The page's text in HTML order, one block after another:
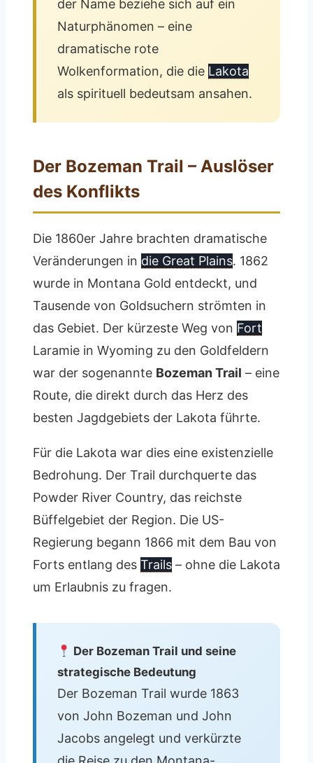
der Name beziehe sich auf ein
Naturphänomen – eine
dramatische rote
Wolkenformation, die die Lakota
als spirituell bedeutsam ansahen.
Der Bozeman Trail – Auslöser
des Konflikts
Die 1860er Jahre brachten dramatische
Veränderungen in die Great Plains. 1862
wurde in Montana Gold entdeckt, und
Tausende von Goldsuchern strömten in
das Gebiet. Der kürzeste Weg von Fort
Laramie in Wyoming zu den Goldfeldern
war der sogenannte Bozeman Trail – eine
Route, die direkt durch das Herz des
besten Jagdgebiets der Lakota führte.
Für die Lakota war dies eine existenzielle
Bedrohung. Der Trail durchquerte das
Powder River Country, das reichste
Büffelgebiet der Region. Die US-
Regierung begann 1866 mit dem Bau von
Forts entlang des Trails – ohne die Lakota
um Erlaubnis zu fragen.
Der Bozeman Trail und seine
strategische Bedeutung
Der Bozeman Trail wurde 1863
von John Bozeman und John
Jacobs angelegt und verkürzte